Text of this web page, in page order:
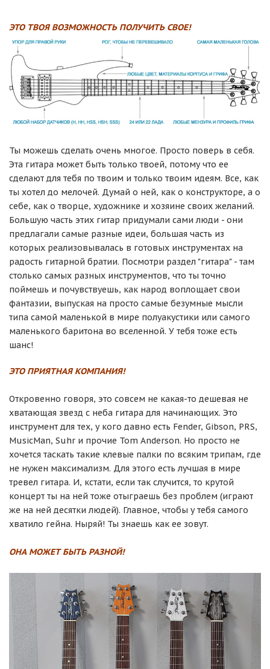
ЭТО ТВОЯ ВОЗМОЖНОСТЬ ПОЛУЧИТЬ СВОЕ!
Ты можешь сделать очень многое. Просто поверь в себя.
Эта гитара может быть только твоей, потому что ее
сделают для тебя по твоим и только твоим идеям. Все, как
ты хотел до мелочей. Думай о ней, как о конструкторе, а о
себе, как о творце, художнике и хозяине своих желаний.
Большую часть этих гитар придумали сами люди - они
предлагали самые разные идеи, большая часть из
которых реализовывалась в готовых инструментах на
радость гитарной братии. Посмотри раздел "гитара"- там
столько самых разных инструментов, что ты точно
поймешь и почувствуешь, как народ воплощает свои
фантазии, выпуская на просто самые безумные мысли
типа самой маленькой в мире полуакустики или самого
маленького баритона во вселенной. У тебя тоже есть
шанс!
ЭТО ПРИЯТНАЯ КОМПАНИЯ!
Откровенно говоря, это совсем не какая-то дешевая не
хватающая звезд с неба гитара для начинающих. Это
инструмент для тех, у кого давно есть Fender, Gibson, PRS,
MusicMan, Suhr и прочие Tom Anderson. Но просто не
хочется таскать такие клевые палки по всяким трипам, где
не нужен максимализм. Для этого есть лучшая в мире
тревел гитара. И, кстати, если так случится, то крутой
концерт ты на ней тоже отыграешь без проблем (играют
же на ней десятки людей). Главное, чтобы у тебя самого
хватило гейна. Ныряй! Ты знаешь как ее зовут.
ОНА МОЖЕТ БЫТЬ РАЗНОЙ!